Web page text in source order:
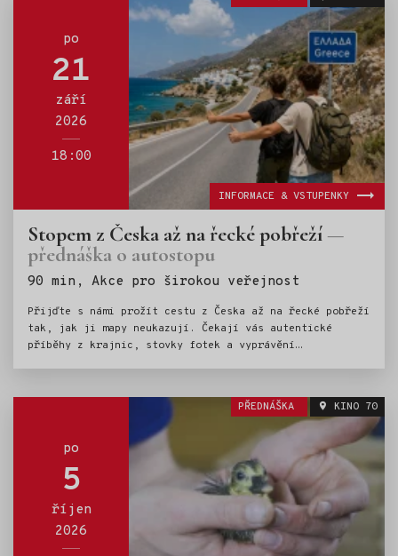
po
21
září
2026
18:00
Stopem z Česka až na řecké pobřeží
přednáška o autostopu
90 min, Akce pro širokou veřejnost
Přijďte s námi prožít cestu z Česka až na řecké pobřeží
tak, jak ji mapy neukazují. Čekají vás autentické
příběhy z krajnic, stovky fotek a vyprávění
nezačínají pevným plánem, ale náhodou a odvahou věřit
lidem. Na setkání se těší Vojtěch Šturma & Matěj Xaver
INFORMACE & VSTUPENKY
po
5
říjen
2026
PŘEDNÁŠKA KINO 70